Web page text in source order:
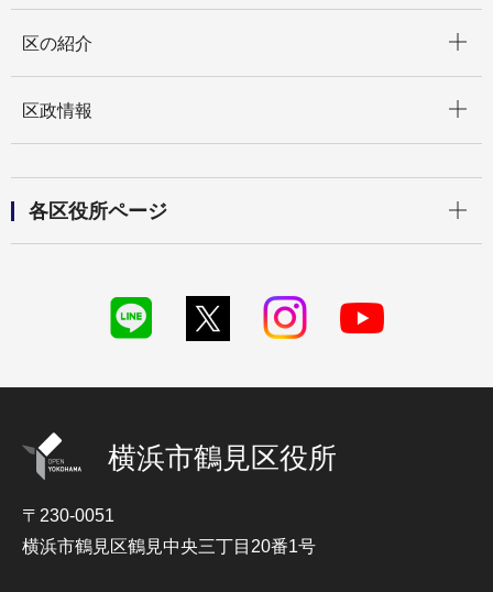
区の紹介
区政情報
各区役所ページ
横浜市鶴見区役所
〒230-0051
横浜市鶴見区鶴見中央三丁目20番1号